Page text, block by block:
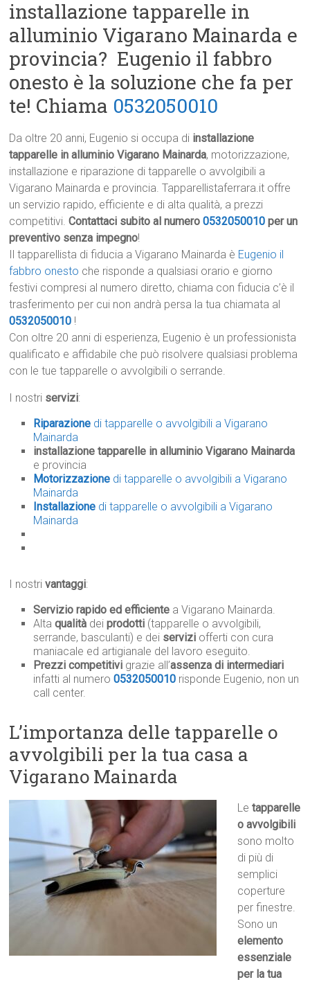
installazione tapparelle in
alluminio Vigarano Mainarda e
provincia? Eugenio il fabbro
onesto è la soluzione che fa per
te! Chiama 0532050010
Da oltre 20 anni, Eugenio si occupa di installazione
tapparelle in alluminio Vigarano Mainarda, motorizzazione,
installazione e riparazione di tapparelle o avvolgibili a
Vigarano Mainarda e provincia. Tapparellistaferrara.it offre
un servizio rapido, efficiente e di alta qualità, a prezzi
competitivi.Contattaci subito al numero0532050010 per un
preventivo senza impegno!
Il tapparellista di fiducia a Vigarano Mainarda è Eugenio il
fabbro onesto che risponde a qualsiasi orario e giorno
festivi compresi al numero diretto, chiama con fiducia c’è il
trasferimento per cui non andrà persa la tua chiamata al
0532050010 !
Con oltre 20 anni di esperienza, Eugenio è un professionista
qualificato e affidabile che può risolvere qualsiasi problema
con le tue tapparelle o avvolgibili o serrande.
I nostri servizi:
Riparazione di tapparelle o avvolgibili a Vigarano
Mainarda
installazione tapparelle in alluminio Vigarano Mainarda
e provincia
Motorizzazione di tapparelle o avvolgibili a Vigarano
Mainarda
Installazione di tapparelle o avvolgibili a Vigarano
Mainarda
I nostrivantaggi:
Servizio rapido ed efficiente a Vigarano Mainarda.
Altaqualità deiprodotti (tapparelle o avvolgibili,
serrande, basculanti) e dei servizi offerti con cura
maniacale ed artigianale del lavoro eseguito.
Prezzi competitivi grazie all’assenza di intermediari
infatti al numero0532050010 risponde Eugenio, non un
call center.
L’importanza delle tapparelle o
avvolgibili per la tua casa a
Vigarano Mainarda
Letapparelle
o avvolgibili
sono molto
di più di
semplici
coperture
per finestre.
Sono un
elemento
essenziale
per la tua